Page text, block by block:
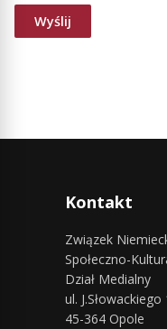
Kontakt
Związek
Społeczno-
Dział Medialny
ul. J.Słowackiego
45-364 Opole